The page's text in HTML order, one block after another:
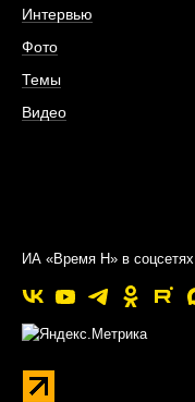
Интервью
Фото
Темы
Видео
ИА «Время Н» в соцсетях